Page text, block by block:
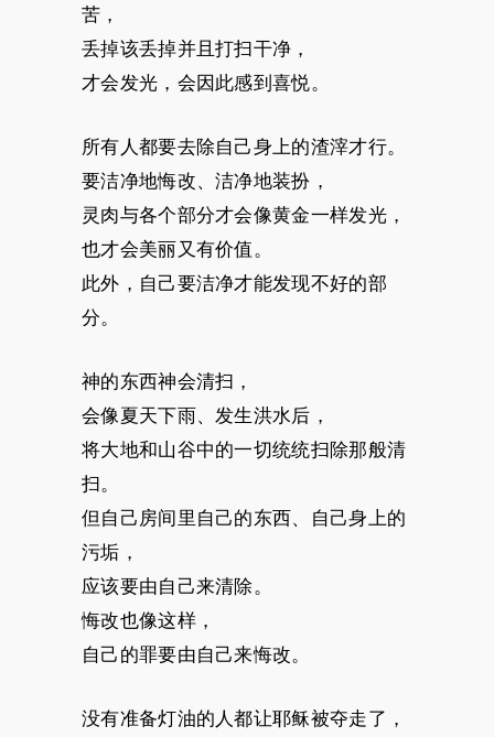
苦，
丢掉该丢掉并且打扫干净，
才会发光，会因此感到喜悦。
所有人都要去除自己身上的渣滓才行。
要洁净地悔改、洁净地装扮，
灵肉与各个部分才会像黄金一样发光，
也才会美丽又有价值。
此外，自己要洁净才能发现不好的部
分。
神的东西神会清扫，
会像夏天下雨、发生洪水后，
将大地和山谷中的一切统统扫除那般清
扫。
但自己房间里自己的东西、自己身上的
污垢，
应该要由自己来清除。
悔改也像这样，
自己的罪要由自己来悔改。
没有准备灯油的人都让耶稣被夺走了，